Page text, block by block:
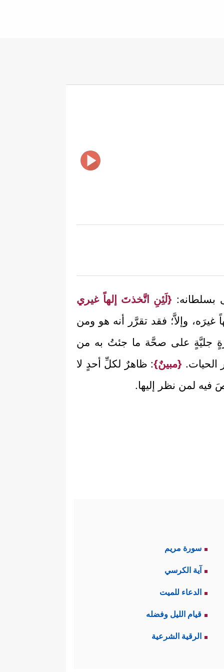
بسلطانه: {لَئِنِ اتَّخذتَ إلهاً غيري
وإلاَّ؛ فقد تقرَّر أنه هو ومن
جليَّةٍ على صحَّة ما جئتُ به من
الحيات. {مبينٌ}: ظاهرٌ لكلِّ أحدٍ لا
فيه لمن نظر إليها.
سورة مريم
آية الكرسي
الدعاء للميت
قيام الليل وفضله
الرقية الشرعية